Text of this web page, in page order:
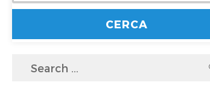
Search